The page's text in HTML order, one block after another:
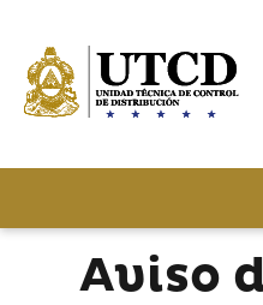
Aviso